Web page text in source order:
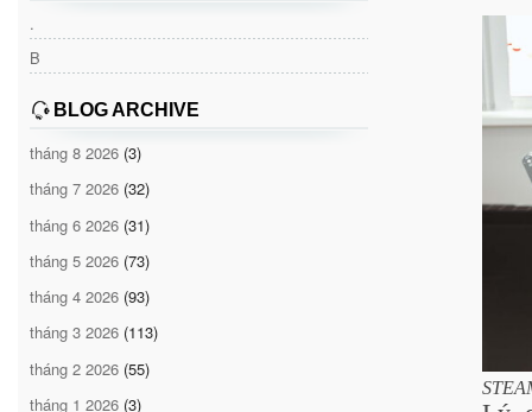
.
B
BLOG ARCHIVE
tháng 8 2026 (3)
tháng 7 2026 (32)
tháng 6 2026 (31)
tháng 5 2026 (73)
tháng 4 2026 (93)
tháng 3 2026 (113)
tháng 2 2026 (55)
tháng 1 2026 (3)